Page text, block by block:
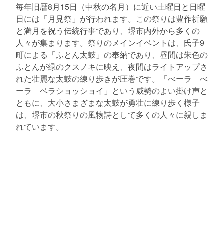
毎年旧暦8月15日（中秋の名月）に近い土曜日と日曜
日には「月見祭」が行われます。この祭りは豊作祈願
と満月を祝う伝統行事であり、堺市内外から多くの
人々が集まります。祭りのメインイベントは、氏子9
町による「ふとん太鼓」の奉納であり、昼間は朱色の
ふとんが緑のクスノキに映え、夜間はライトアップさ
れた壮麗な太鼓の練り歩きが圧巻です。「べーラ べ
ーラ ベラショッショイ」という威勢のよい掛け声と
ともに、大小さまざまな太鼓が勇壮に練り歩く様子
は、堺市の秋祭りの風物詩として多くの人々に親しま
れています。